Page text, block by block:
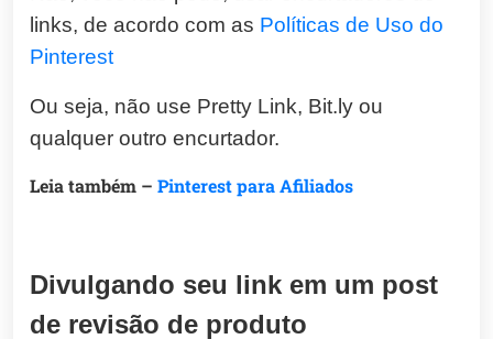
links, de acordo com as Políticas de Uso do
Pinterest
Ou seja, não use Pretty Link, Bit.ly ou
qualquer outro encurtador.
Leia também – Pinterest para Afiliados
Divulgando seu link em um post
de revisão de produto